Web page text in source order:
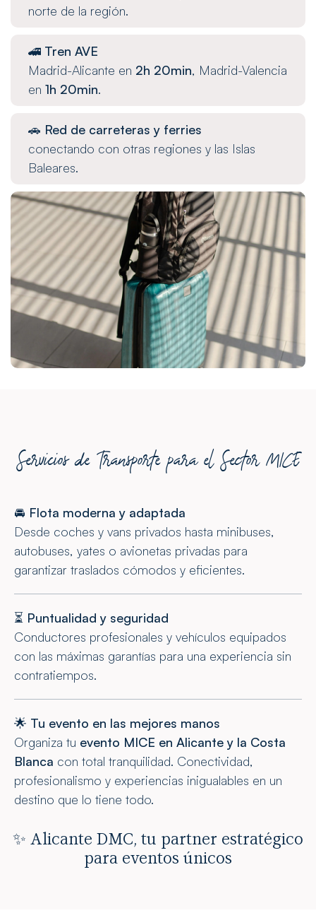
norte de la región.
🚄 Tren AVE
Madrid-Alicante en 2h 20min, Madrid-Valencia
en 1h 20min.
🚗 Red de carreteras y ferries
conectando con otras regiones y las Islas
Baleares.
Servicios de Transporte para el Sector MICE
🚘 Flota moderna y adaptada
Desde coches y vans privados hasta minibuses,
autobuses, yates o avionetas privadas para
garantizar traslados cómodos y eficientes.
⏳ Puntualidad y seguridad
Conductores profesionales y vehículos equipados
con las máximas garantías para una experiencia sin
contratiempos.
🌟 Tu evento en las mejores manos
Organiza tu evento MICE en Alicante y la Costa
Blanca con total tranquilidad. Conectividad,
profesionalismo y experiencias inigualables en un
destino que lo tiene todo.
✨ Alicante DMC, tu partner estratégico
para eventos únicos